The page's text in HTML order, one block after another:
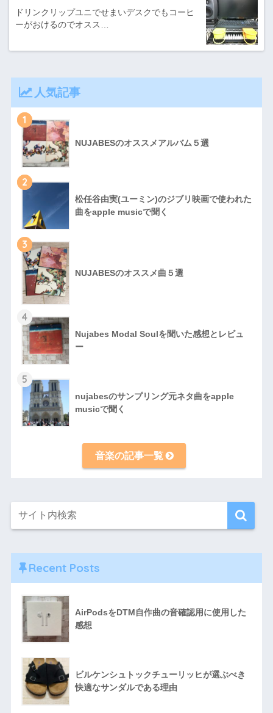
ドリンクリップユニでせまいデスクでもコーヒ
ーがおけるのでオスス…
人気記事
1
NUJABESのオススメアルバム５選
2
松任谷由実(ユーミン)のジブリ映画で使われた
曲をapple musicで聞く
3
NUJABESのオススメ曲５選
4
Nujabes Modal Soulを聞いた感想とレビュ
ー
5
nujabesのサンプリング元ネタ曲をapple
musicで聞く
音楽の記事一覧
Recent Posts
AirPodsをDTM自作曲の音確認用に使用した
感想
ビルケンシュトックチューリッヒが選ぶべき
快適なサンダルである理由